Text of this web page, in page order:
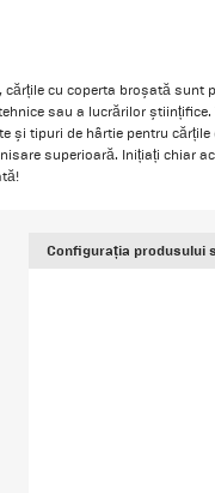
cărțile cu coperta broșată sunt
sau a lucrărilor
și tipuri de hârtie pentru
superioară. Inițiați chiar
Configurația produsului